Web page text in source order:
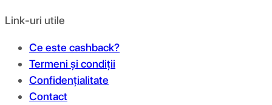
Link-uri utile
Ce este cashback?
Termeni și condiții
Confidențialitate
Contact